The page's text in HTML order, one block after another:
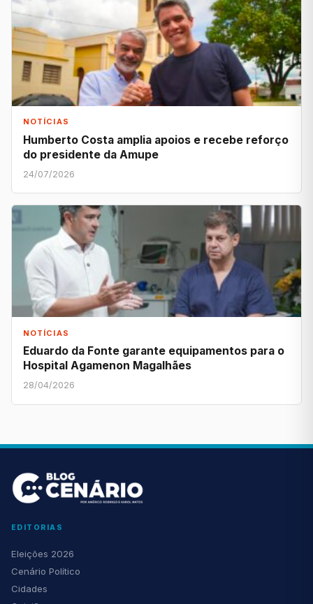
NOTÍCIAS
Humberto Costa amplia apoios e recebe reforço
do presidente da Amupe
24/07/2026
NOTÍCIAS
Eduardo da Fonte garante equipamentos para o
Hospital Agamenon Magalhães
28/04/2026
EDITORIAS
Eleições 2026
Cenário Político
Cidades